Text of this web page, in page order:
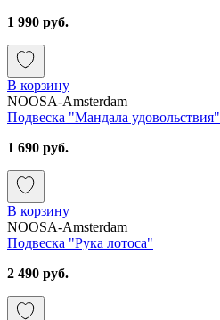
1 990 руб.
В корзину
NOOSA-Amsterdam
Подвеска "Мандала удовольствия"
1 690 руб.
В корзину
NOOSA-Amsterdam
Подвеска "Рука лотоса"
2 490 руб.